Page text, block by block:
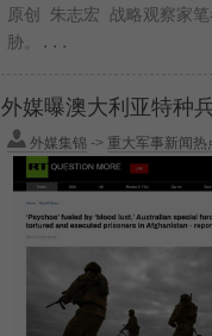
原创 朱志宏 战略观察家
胁。...
外媒曝澳大利亚特种
外媒集锦 -> 重大军事新闻热